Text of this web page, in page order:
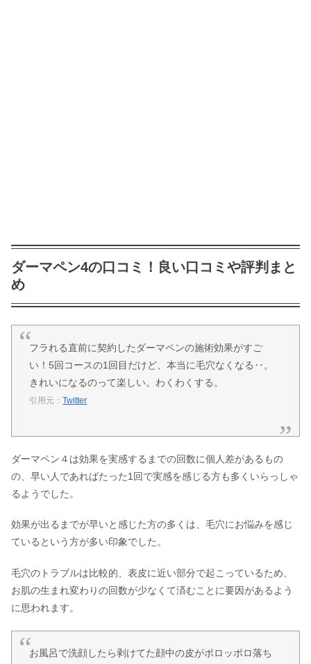
ダーマペン4の口コミ！良い口コミや評判まと
め
フラれる直前に契約したダーマペンの施術効果がすご
い！5回コースの1回目だけど、本当に毛穴なくなる‥。
きれいになるのって楽しい。わくわくする。
引用元：Twitter
ダーマペン４は効果を実感するまでの回数に個人差があるもの
の、早い人であればたった1回で実感を感じる方も多くいらっしゃ
るようでした。
効果が出るまでが早いと感じた方の多くは、毛穴にお悩みを感じ
ているという方が多い印象でした。
毛穴のトラブルは比較的、表皮に近い部分で起こっているため、
お肌の生まれ変わりの回数が少なくて済むことに要因があるよう
に思われます。
お風呂で洗顔したら剥けてた顔中の皮がポロッポロ落ち